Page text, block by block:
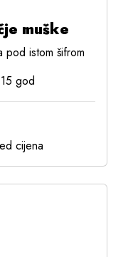
muške
istom šifrom
god
cijena